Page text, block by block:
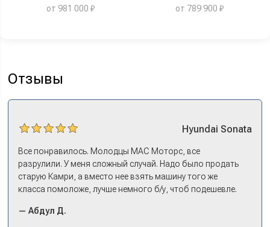
от 981 000 ₽ от 789 900 ₽
Отзывы
Hyundai Sonata
Все понравилось. Молодцы МАС Моторс, все
разрулили. У меня сложный случай. Надо было продать
старую Камри, а вместо нее взять машину того же
класса помоложе, лучше немного б/у, чтоб подешевле.
либо самому всем этим заниматься – а работать когда?
— Абдул Д.